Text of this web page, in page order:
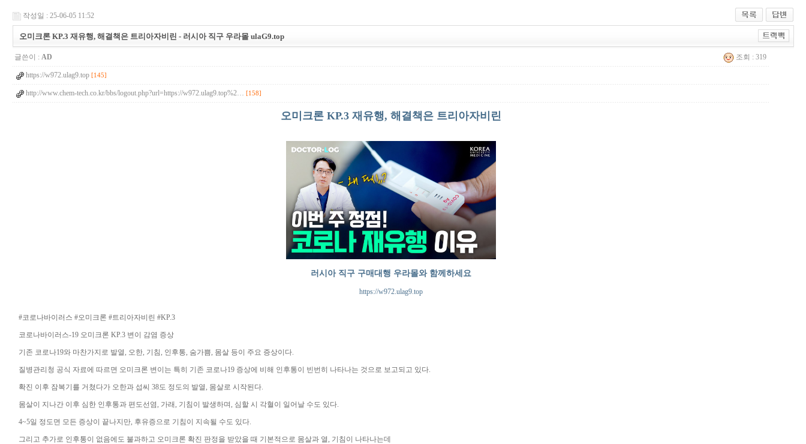
작성일 : 25-06-05 11:52
오미크론 KP.3 재유행, 해결책은 트리아자비린 - 러시아 직구 우라몰 ulaG9.top
글쓴이 : AD 조회 : 319
https://w972.ulag9.top [145]
http://www.chem-tech.co.kr/bbs/logout.php?url=https://w972.ulag9.top%2… [158]
오미크론 KP.3 재유행, 해결책은 트리아자비린
러시아 직구 구매대행 우라몰와 함께하세요
https://w972.ulag9.top
#코로나바이러스 #오미크론 #트리아자비린 #KP.3
코로나바이러스-19 오미크론 KP.3 변이 감염 증상
기존 코로나19와 마찬가지로 발열, 오한, 기침, 인후통, 숨가쁨, 몸살 등이 주요 증상이다.
질병관리청 공식 자료에 따르면 오미크론 변이는 특히 기존 코로나19 증상에 비해 인후통이 빈번히 나타나는 것으로 보고되고 있다.
확진 이후 잠복기를 거쳤다가 오한과 섭씨 38도 정도의 발열, 몸살로 시작된다.
몸살이 지나간 이후 심한 인후통과 편도선염, 가래, 기침이 발생하며, 심할 시 각혈이 일어날 수도 있다.
4~5일 정도면 모든 증상이 끝나지만, 후유증으로 기침이 지속될 수도 있다.
그리고 추가로 인후통이 없음에도 불과하고 오미크론 확진 판정을 받았을 때 기본적으로 몸살과 열, 기침이 나타나는데